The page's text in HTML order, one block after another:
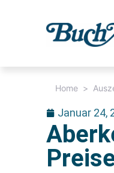
Home >
Januar 24,